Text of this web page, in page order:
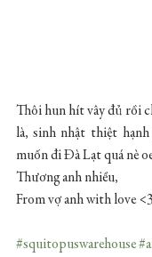
Thôi hun hít vây đủ rồi
là, sinh nhật thiệt
muốn đi Đà Lạt quá nè
Thương anh nhiều,
From vợ anh with love <3
#squitopuswarehouse